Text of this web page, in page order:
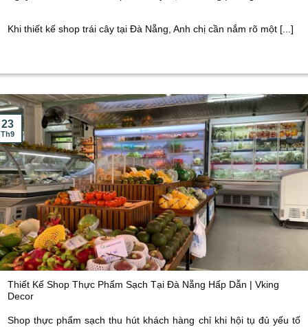
Khi thiết kế shop trái cây tại Đà Nẵng, Anh chị cần nắm rõ một [...]
Thiết Kế Shop Thực Phẩm Sạch Tại Đà Nẵng Hấp Dẫn | Vking
Decor
Shop thực phẩm sạch thu hút khách hàng chỉ khi hội tụ đủ yếu tố
23
Th9